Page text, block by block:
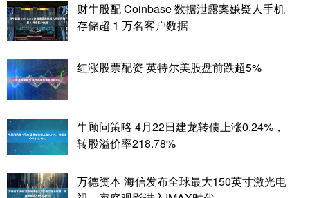
财牛股配 Coinbase 数据泄露案嫌疑人手机
存储超 1 万名客户数据
红涨股票配资 英特尔美股盘前跌超5%
牛顾问策略 4月22日建龙转债上涨0.24%，
转股溢价率218.78%
万德资本 海信发布全球最大150英寸激光电